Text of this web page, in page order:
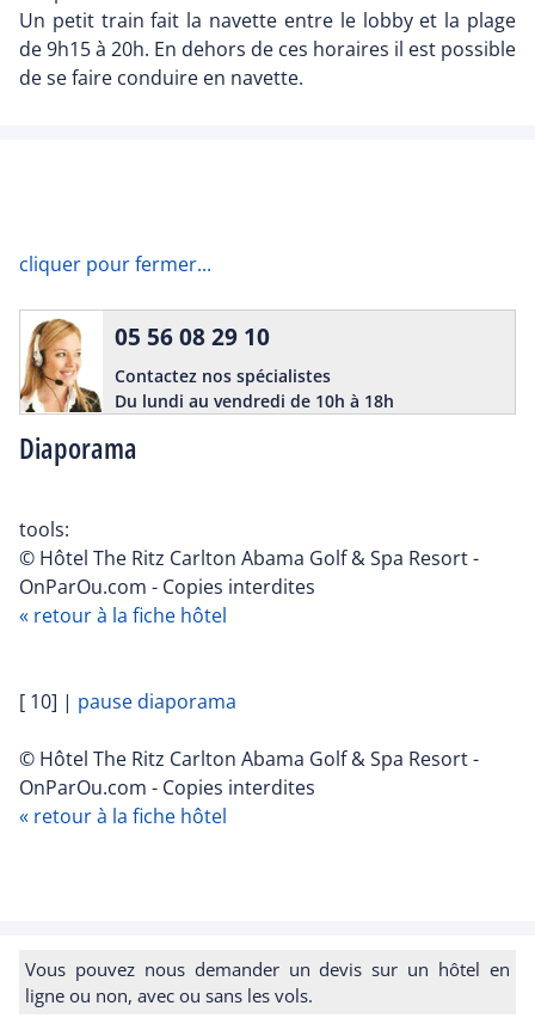
Un petit train fait la navette entre le lobby et la plage
de 9h15 à 20h. En dehors de ces horaires il est possible
de se faire conduire en navette.
cliquer pour fermer...
Diaporama
05 56 08 29 10
Contactez nos spécialistes
Du lundi au vendredi de 10h à 18h
tools:
© Hôtel The Ritz Carlton Abama Golf & Spa Resort -
OnParOu.com - Copies interdites
« retour à la fiche hôtel
[ 10] | pause diaporama
© Hôtel The Ritz Carlton Abama Golf & Spa Resort -
OnParOu.com - Copies interdites
« retour à la fiche hôtel
Vous pouvez nous demander un devis sur un hôtel en
ligne ou non, avec ou sans les vols.